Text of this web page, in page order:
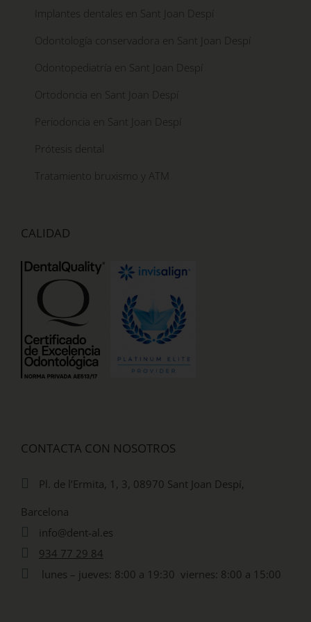
Implantes dentales en Sant Joan Despí
Odontología conservadora en Sant Joan Despí
Odontopediatría en Sant Joan Despí
Ortodoncia en Sant Joan Despí
Periodoncia en Sant Joan Despí
Prótesis dental
Tratamiento bruxismo y ATM
CALIDAD
CONTACTA CON NOSOTROS
Pl. de l’Ermita, 1, 3, 08970 Sant Joan Despí,
Barcelona
info@dent-al.es
934 77 29 84
lunes – jueves: 8:00 a 19:30 viernes: 8:00 a 15:00